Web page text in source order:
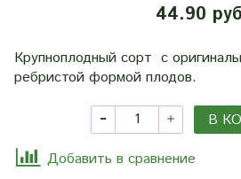
44.90 руб
Крупноплодный сорт с
ребристой формой плодов.
В
Добавить в сравнение